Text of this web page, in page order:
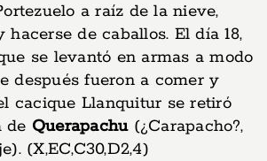
a raíz de la nieve,
de caballos. El día 18,
se levantó en armas a modo
después fueron a comer y
cacique Llanquitur se retiró
de Querapachu(¿Carapacho?,
(X,EC,C30,D2,4)